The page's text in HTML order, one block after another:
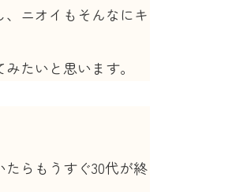
ニオイもそんなにキ
たいと思います。
らもうすぐ30代が終